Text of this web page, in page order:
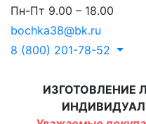
Пн-Пт 9.00 – 18.00
bochka38@bk.ru
8 (800) 201-78-52
ИЗГОТОВЛЕНИЕ